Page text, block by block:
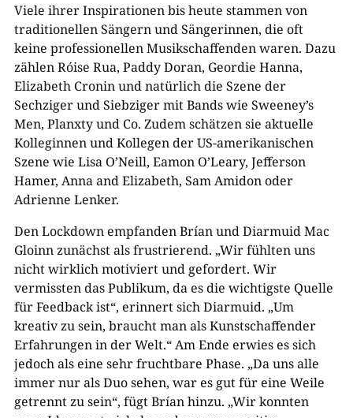
Viele ihrer Inspirationen bis heute stammen von
traditionellen Sängern und Sängerinnen, die oft
keine professionellen Musikschaffenden waren. Dazu
zählen Róise Rua, Paddy Doran, Geordie Hanna,
Elizabeth Cronin und natürlich die Szene der
Sechziger und Siebziger mit Bands wie Sweeney’s
Men, Planxty und Co. Zudem schätzen sie aktuelle
Kolleginnen und Kollegen der US-amerikanischen
Szene wie Lisa O’Neill, Eamon O’Leary, Jefferson
Hamer, Anna and Elizabeth, Sam Amidon oder
Adrienne Lenker.
Den Lockdown empfanden Brían und Diarmuid Mac
Gloinn zunächst als frustrierend. „Wir fühlten uns
nicht wirklich motiviert und gefordert. Wir
vermissten das Publikum, da es die wichtigste Quelle
für Feedback ist“, erinnert sich Diarmuid. „Um
kreativ zu sein, braucht man als Kunstschaffender
Erfahrungen in der Welt.“ Am Ende erwies es sich
jedoch als eine sehr fruchtbare Phase. „Da uns alle
immer nur als Duo sehen, war es gut für eine Weile
getrennt zu sein“, fügt Brían hinzu. „Wir konnten